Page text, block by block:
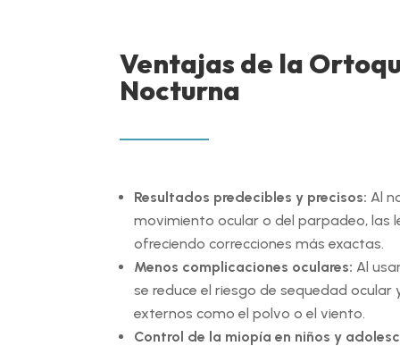
Ventajas de la
Nocturna
Resultados predecibles y precisos: Al
movimiento ocular o del parpadeo, las
ofreciendo correcciones más exactas.
Menos complicaciones oculares: Al
se reduce el riesgo de sequedad ocular
externos como el polvo o el viento.
Control de la miopía en niños y